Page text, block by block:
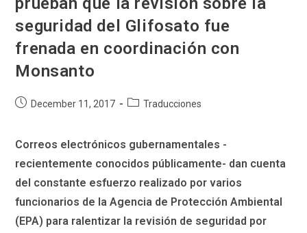
seguridad del Glifosato fue
frenada en coordinación con
Monsanto
PostDecember 11, 2017
PostTraducciones
Correos electrónicos gubernamentales -
recientemente conocidos públicamente- dan cuenta
del constante esfuerzo realizado por varios
funcionarios de la Agencia de Protección Ambiental
(EPA) para ralentizar la revisión de seguridad por